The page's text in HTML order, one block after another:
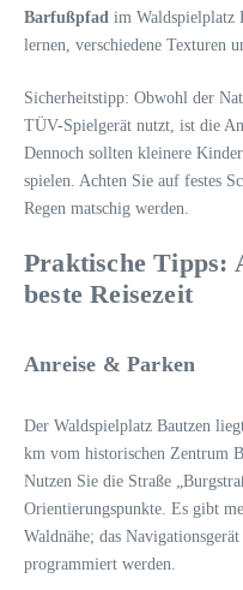
Barfußpfad im Waldspielplatz
lernen, verschiedene Texturen
Sicherheitstipp: Obwohl der
TÜV-Spielgerät nutzt, ist die
Dennoch sollten kleinere
spielen. Achten Sie auf festes
Regen matschig werden.
Praktische Tipps:
beste Reisezeit
Anreise & Parken
Der Waldspielplatz Bautzen
km vom historischen Zentrum
Nutzen Sie die Straße
Orientierungspunkte. Es gibt
Waldnähe; das
programmiert werden.